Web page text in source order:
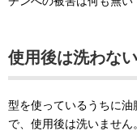
使用後は洗わない
型を使っているうちに油
で、使用後は洗いませ